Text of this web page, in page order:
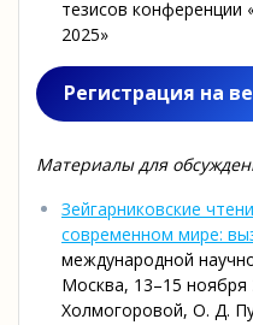
тезисов конференции
2025»
Регистрация на
Материалы для
Зейгарниковские
современном мире:
международной
Москва, 13–15 ноября
Холмогоровой, О. Д.